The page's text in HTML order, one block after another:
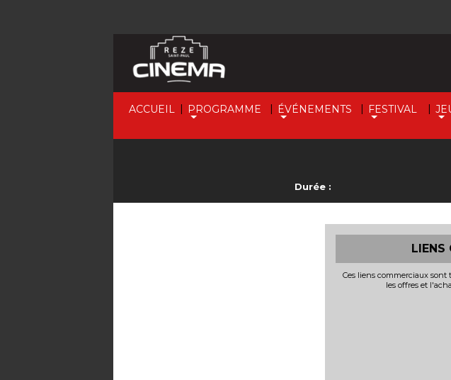
ACCUEIL | PROGRAMME | ÉVÉNEMENTS | FESTIVAL |
Durée :
LIENS
Ces liens commerciaux
les offres et